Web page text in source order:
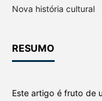
Nova história cultural
RESUMO
Este artigo é fruto de